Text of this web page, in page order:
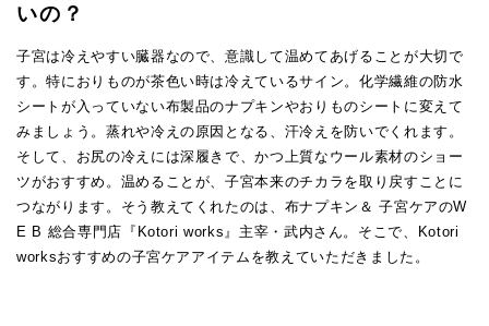
いの？
子宮は冷えやすい臓器なので、意識して温めてあげることが大切で
す。特におりものが茶色い時は冷えているサイン。化学繊維の防水
シートが入っていない布製品のナプキンやおりものシートに変えて
みましょう。蒸れや冷えの原因となる、汗冷えを防いでくれます。
そして、お尻の冷えには深履きで、かつ上質なウール素材のショー
ツがおすすめ。温めることが、子宮本来のチカラを取り戻すことに
つながります。そう教えてくれたのは、布ナプキン＆ 子宮ケアのW
E B 総合専門店『Kotori works』主宰・武内さん。そこで、Kotori
worksおすすめの子宮ケアアイテムを教えていただきました。